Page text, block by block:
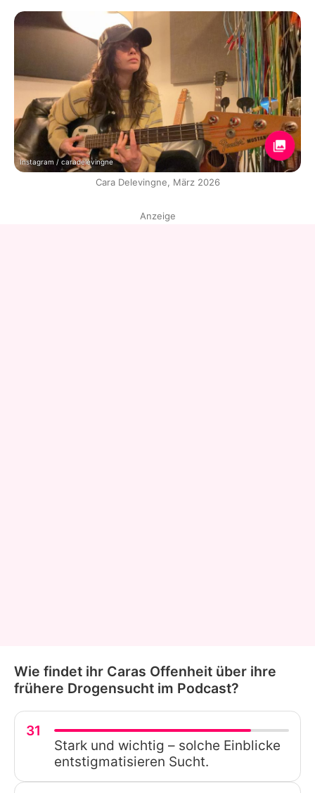
Instagram / caradelevingne
Cara Delevingne, März 2026
Anzeige
Wie findet ihr Caras Offenheit über ihre
frühere Drogensucht im Podcast?
31
Stark und wichtig – solche Einblicke
entstigmatisieren Sucht.